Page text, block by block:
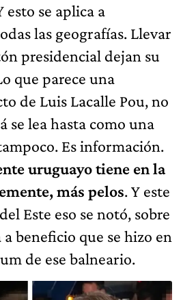
esto se aplica a
las geografías. Llevar
presidencial dejan su
que parece una
de Luis Lacalle Pou, no
se lea hasta como una
Es información.
uruguayo tiene en la
más pelos. Y este
Este eso se notó, sobre
beneficio que se hizo en
de ese balneario.